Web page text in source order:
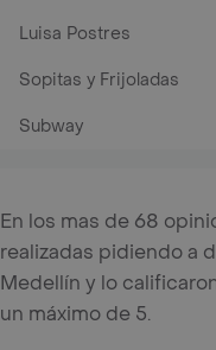
Luisa Postres
Sopitas y Frijoladas
Subway
En los mas de 68
realizadas pidiendo a
Medellín y lo
un máximo de 5.